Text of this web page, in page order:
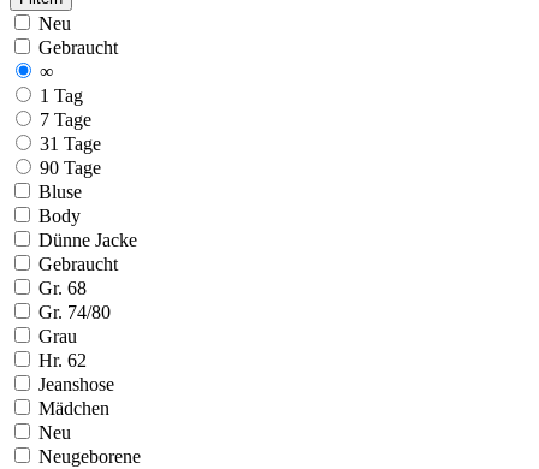
Neu
Gebraucht
∞
1 Tag
7 Tage
31 Tage
90 Tage
Bluse
Body
Dünne Jacke
Gebraucht
Gr. 68
Gr. 74/80
Grau
Hr. 62
Jeanshose
Mädchen
Neu
Neugeborene